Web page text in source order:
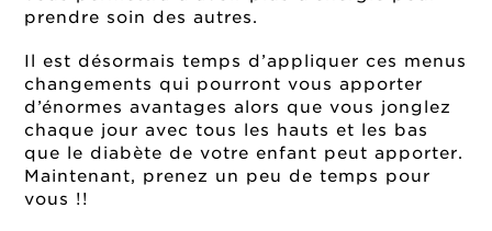
prendre soin des autres.
Il est désormais temps d’appliquer ces menus
changements qui pourront vous apporter
d’énormes avantages alors que vous jonglez
chaque jour avec tous les hauts et les bas
que le diabète de votre enfant peut apporter.
Maintenant, prenez un peu de temps pour
vous !!